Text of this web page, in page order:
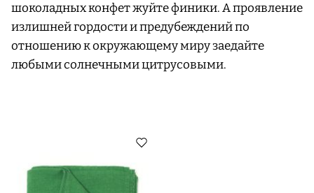
шоколадных конфет жуйте финики. А проявление
излишней гордости и предубеждений по
отношению к окружающему миру заедайте
любыми солнечными цитрусовыми.